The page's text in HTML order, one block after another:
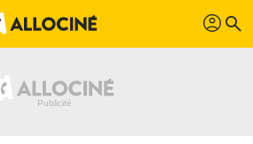
profil search